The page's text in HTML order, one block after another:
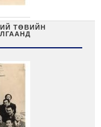
ТӨВИЙН